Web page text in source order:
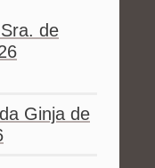
de
Ginja de